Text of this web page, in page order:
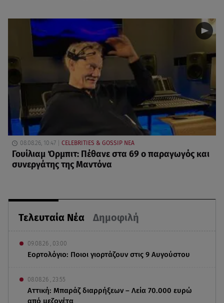
Τελευταία Νέα Δημοφιλή
09.08.26 , 03:00
Εορτολόγιο: Ποιοι γιορτάζουν στις 9 Αυγούστου
08.08.26 , 23:55
Αττική: Μπαράζ διαρρήξεων – Λεία 70.000 ευρώ
από μεζονέτα
08.08.26, 10:47 CELEBRITIES & GOSSIP ΝΕΑ
Γουίλιαμ Όρμπιτ: Πέθανε στα 69 ο παραγωγός και
συνεργάτης της Μαντόνα